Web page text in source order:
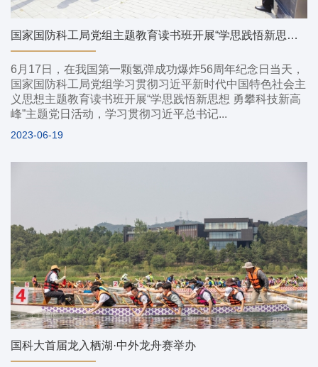
国家国防科工局党组主题教育读书班开展“学思践悟新思想 勇攀科技新高峰”主题党日活动
6月17日，在我国第一颗氢弹成功爆炸56周年纪念日当天，
国家国防科工局党组学习贯彻习近平新时代中国特色社会主
义思想主题教育读书班开展“学思践悟新思想 勇攀科技新高
峰”主题党日活动，学习贯彻习近平总书记...
2023-06-19
国科大首届龙入栖湖·中外龙舟赛举办